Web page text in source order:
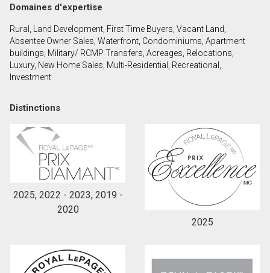
(Optionnel)
Message
En cliquant sur le bouton « soumettre », vous
nous fournissez l'autorisation écrite de
communiquer avec vous.
Domaines d'expertise
Rural, Land Development, First Time Buyers, Vacant Land,
Absentee Owner Sales, Waterfront, Condominiums, Apartment
buildings, Military/ RCMP Transfers, Acreages, Relocations,
Luxury, New Home Sales, Multi-Residential, Recreational,
Investment
Distinctions
2025, 2022 - 2023, 2019 -
2020
2025